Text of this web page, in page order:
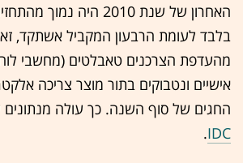
בלבד לעומת הרבעון המקביל אשתקד,
מהעדפת הצרכנים טאבלטים (מחשבי
אישיים ונטבוקים בתור מוצר צריכה
החגים של סוף השנה. כך עולה
IDC
.